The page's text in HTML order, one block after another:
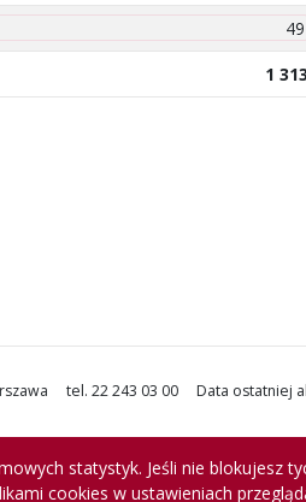
49
1 313
tel. 22 243 03 00 Data ostatniej
statystyk. Jeśli nie blokujesz
cookies w ustawieniach